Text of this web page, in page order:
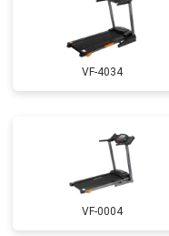
VF-4034
VF-0004